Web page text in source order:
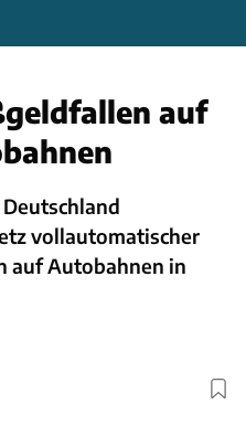
auf
vollautomatischer
auf Autobahnen in
Foto: ollo via Getty Images